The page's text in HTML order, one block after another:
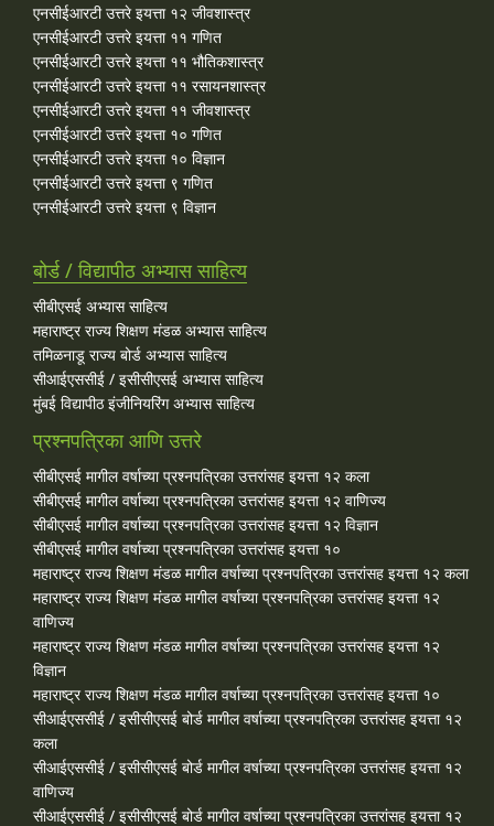
एनसीईआरटी उत्तरे इयत्ता १२ जीवशास्त्र
एनसीईआरटी उत्तरे इयत्ता ११ गणित
एनसीईआरटी उत्तरे इयत्ता ११ भौतिकशास्त्र
एनसीईआरटी उत्तरे इयत्ता ११ रसायनशास्त्र
एनसीईआरटी उत्तरे इयत्ता ११ जीवशास्त्र
एनसीईआरटी उत्तरे इयत्ता १० गणित
एनसीईआरटी उत्तरे इयत्ता १० विज्ञान
एनसीईआरटी उत्तरे इयत्ता ९ गणित
एनसीईआरटी उत्तरे इयत्ता ९ विज्ञान
बोर्ड / विद्यापीठ अभ्यास साहित्य
सीबीएसई अभ्यास साहित्य
महाराष्ट्र राज्य शिक्षण मंडळ अभ्यास साहित्य
तमिळनाडू राज्य बोर्ड अभ्यास साहित्य
सीआईएससीई / इसीसीएसई अभ्यास साहित्य
मुंबई विद्यापीठ इंजीनियरिंग अभ्यास साहित्य
प्रश्नपत्रिका आणि उत्तरे
सीबीएसई मागील वर्षाच्या प्रश्‍नपत्रिका उत्तरांसह इयत्ता १२ कला
सीबीएसई मागील वर्षाच्या प्रश्‍नपत्रिका उत्तरांसह इयत्ता १२ वाणिज्य
सीबीएसई मागील वर्षाच्या प्रश्‍नपत्रिका उत्तरांसह इयत्ता १२ विज्ञान
सीबीएसई मागील वर्षाच्या प्रश्‍नपत्रिका उत्तरांसह इयत्ता १०
महाराष्ट्र राज्य शिक्षण मंडळ मागील वर्षाच्या प्रश्‍नपत्रिका उत्तरांसह इयत्ता १२ कला
महाराष्ट्र राज्य शिक्षण मंडळ मागील वर्षाच्या प्रश्‍नपत्रिका उत्तरांसह इयत्ता १२
वाणिज्य
महाराष्ट्र राज्य शिक्षण मंडळ मागील वर्षाच्या प्रश्‍नपत्रिका उत्तरांसह इयत्ता १२
विज्ञान
महाराष्ट्र राज्य शिक्षण मंडळ मागील वर्षाच्या प्रश्‍नपत्रिका उत्तरांसह इयत्ता १०
सीआईएससीई / इसीसीएसई बोर्ड मागील वर्षाच्या प्रश्‍नपत्रिका उत्तरांसह इयत्ता १२
कला
सीआईएससीई / इसीसीएसई बोर्ड मागील वर्षाच्या प्रश्‍नपत्रिका उत्तरांसह इयत्ता १२
वाणिज्य
सीआईएससीई / इसीसीएसई बोर्ड मागील वर्षाच्या प्रश्‍नपत्रिका उत्तरांसह इयत्ता १२